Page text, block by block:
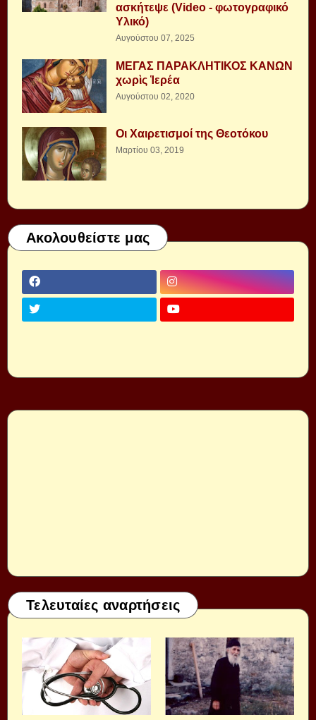
ασκήτεψε (Video - φωτογραφικό
Υλικό)
Αυγούστου 07, 2025
ΜΕΓΑΣ ΠΑΡΑΚΛΗΤΙΚΟΣ ΚΑΝΩΝ
χωρὶς Ἱερέα
Αυγούστου 02, 2020
Οι Χαιρετισμοί της Θεοτόκου
Μαρτίου 03, 2019
Ακολουθείστε μας
Τελευταίες αναρτήσεις